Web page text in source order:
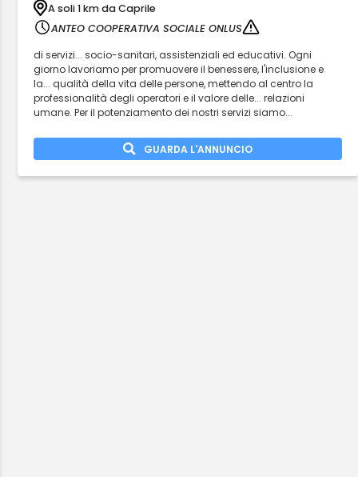
A soli 1 km da Caprile
ANTEO COOPERATIVA SOCIALE ONLUS
di servizi... socio-sanitari, assistenziali ed educativi. Ogni
giorno lavoriamo per promuovere il benessere, l'inclusione e
la... qualità della vita delle persone, mettendo al centro la
professionalità degli operatori e il valore delle... relazioni
umane. Per il potenziamento dei nostri servizi siamo...
GUARDA L'ANNUNCIO